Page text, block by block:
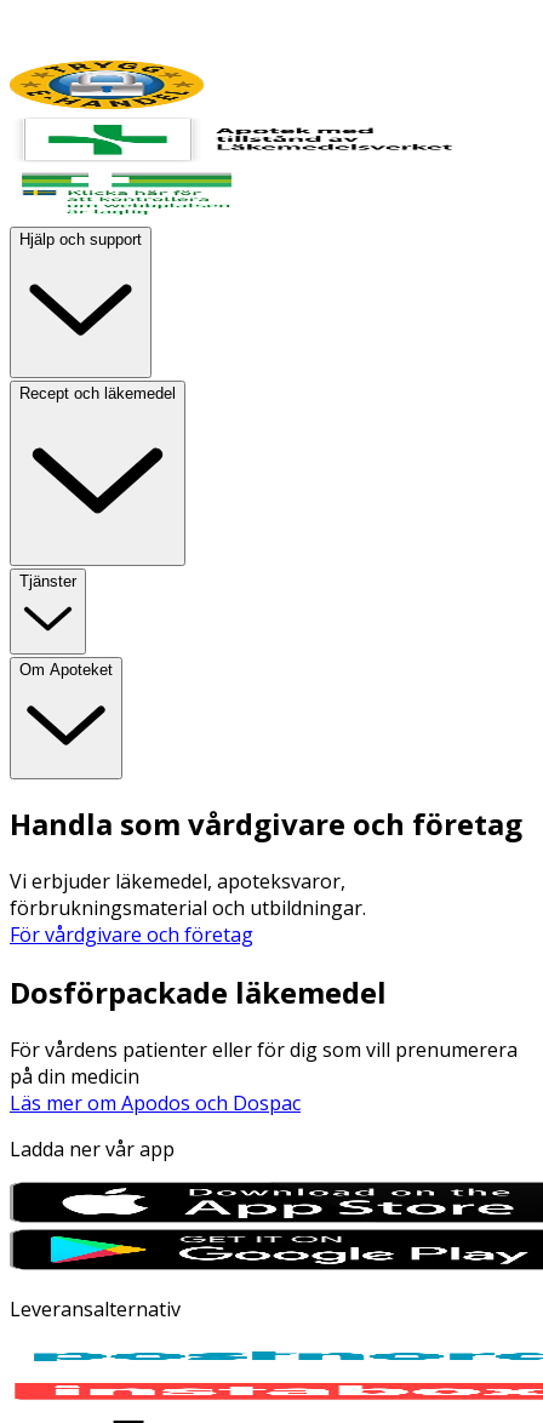
Hjälp och support
Recept och läkemedel
Tjänster
Om Apoteket
Handla som vårdgivare och företag
Vi erbjuder läkemedel, apoteksvaror,
förbrukningsmaterial och utbildningar.
För vårdgivare och företag
Dosförpackade läkemedel
För vårdens patienter eller för dig som vill prenumerera
på din medicin
Läs mer om Apodos och Dospac
Ladda ner vår app
Leveransalternativ